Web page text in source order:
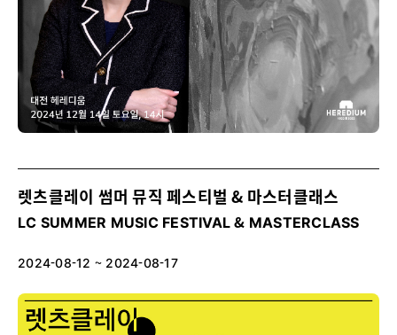
렛츠클레이 썸머 뮤직 페스티벌 & 마스터클래스
LC SUMMER MUSIC FESTIVAL & MASTERCLASS
2024-08-12 ~ 2024-08-17